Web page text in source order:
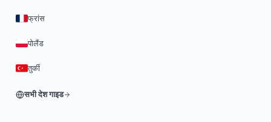
फ्रांस
पोलैंड
तुर्की
सभी देश गाइड